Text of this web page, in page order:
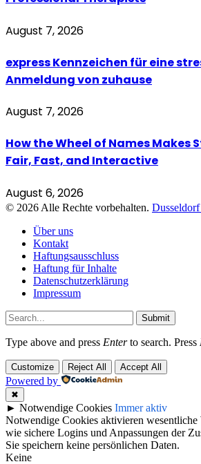
August 7, 2026
express Kennzeichen für eine
Anmeldung von zuhause
August 7, 2026
How the Wheel of Names Makes
Fair, Fast, and Interactive
August 6, 2026
© 2026 Alle Rechte vorbehalten.
Über uns
Kontakt
Haftungsausschluss
Haftung für Inhalte
Datenschutzerklärung
Impressum
Submit
Type above and press Enterto search. Press
Customize Reject All Accept All
Powered by
✖
► Notwendige Cookies Immer aktiv
Notwendige Cookies aktivieren wesentliche
wie sichere Logins und Anpassungen der
Sie speichern keine persönlichen Daten.
Keine